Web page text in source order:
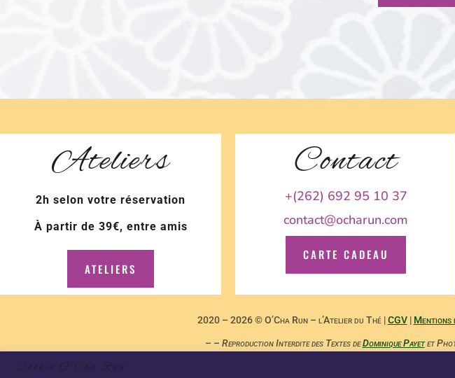
Ateliers
2h selon votre réservation
À partir de 39€, entre amis
ATELIERS
Contact
+(262) 692 95 10 37
contact@ocharun.com
CARTE CADEAU
2020 – 2026 © O’Cha Run – l’Atelier du Thé |CGV| Mentions
– – Reproduction Interdite des Textes deDominique Payetet
Cookie O'Cha Run